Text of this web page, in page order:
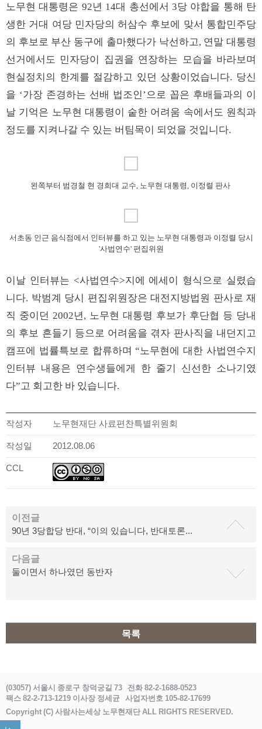
노무현 대통령은 92년 14대 총선에서 3당 야합을 통해 탄
생한 거대 여당 민자당의 허삼수 후보에 맞서 통합민주당
의 후보로 부산 동구에 출마했다가 낙선하고, 연말 대통령
선거에서도 민자당이 집권을 연장하는 모습을 바라보며
현실정치의 한계를 절감하고 있던 상황이었습니다. 당신
을 ‘가장 존경하는 선배 법조인’으로 꼽은 후배들과의 이
날 기억은 노무현 대통령이 숱한 어려움 속에서도 원칙과
정도를 지켜나갈 수 있는 버팀목이 되었을 것입니다.
왼쪽부터 범경철 현 경희대 교수, 노무현 대통령, 이정렬 판사
서초동 인근 음식점에서 인터뷰를 하고 있는 노무현 대통령과 이정렬 당시
'사법연수' 편집위원
이날 인터뷰는 <사법연수>지에 에세이 형식으로 실렸습
니다. 박범계 당시 편집위원장은 대전지방법원 판사로 재
직 중이던 2002년, 노무현 대통령 후보가 후단협 등 당내
의 후보 흔들기 등으로 어려움을 겪자 판사직을 내던지고
캠프에 법률특보로 합류하며 “노무현에 대한 사법연수지
인터뷰 내용은 연수생들에게 한 줄기 신선한 소나기였
다”고 회고한 바 있습니다.
작성자 노무현재단 사료편찬특별위원회
작성일 2012.08.06
CCL
이전글
90년 3당합당 반대, “이의 있습니다, 반대토론...
다음글
둘이면서 하나였던 동반자
목록
(03057) 서울시 종로구 창덕궁길 73
전화 82-2-1688-0523
팩스 82-2-713-1219 이사장 정세균 사업자번호 105-82-17699
Copyright (C) 사람사는세상 노무현재단 ALL RIGHTS RESERVED.